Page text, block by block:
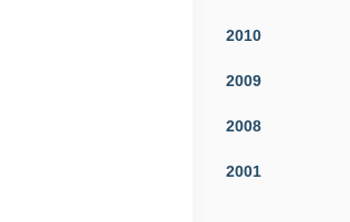
2010
2009
2008
2001